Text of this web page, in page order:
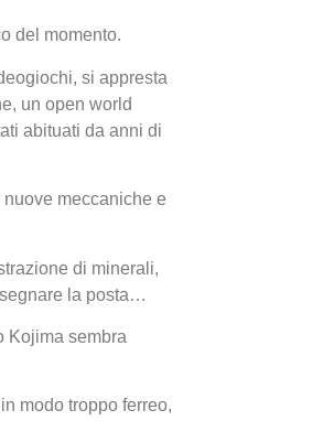
del momento.
si appresta
un open world
abituati da anni di
meccaniche e
di minerali,
la posta…
Kojima sembra
modo troppo ferreo,